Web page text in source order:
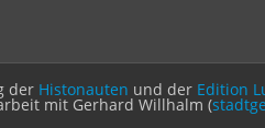
der Histonauten und der Edition
mit Gerhard Willhalm (